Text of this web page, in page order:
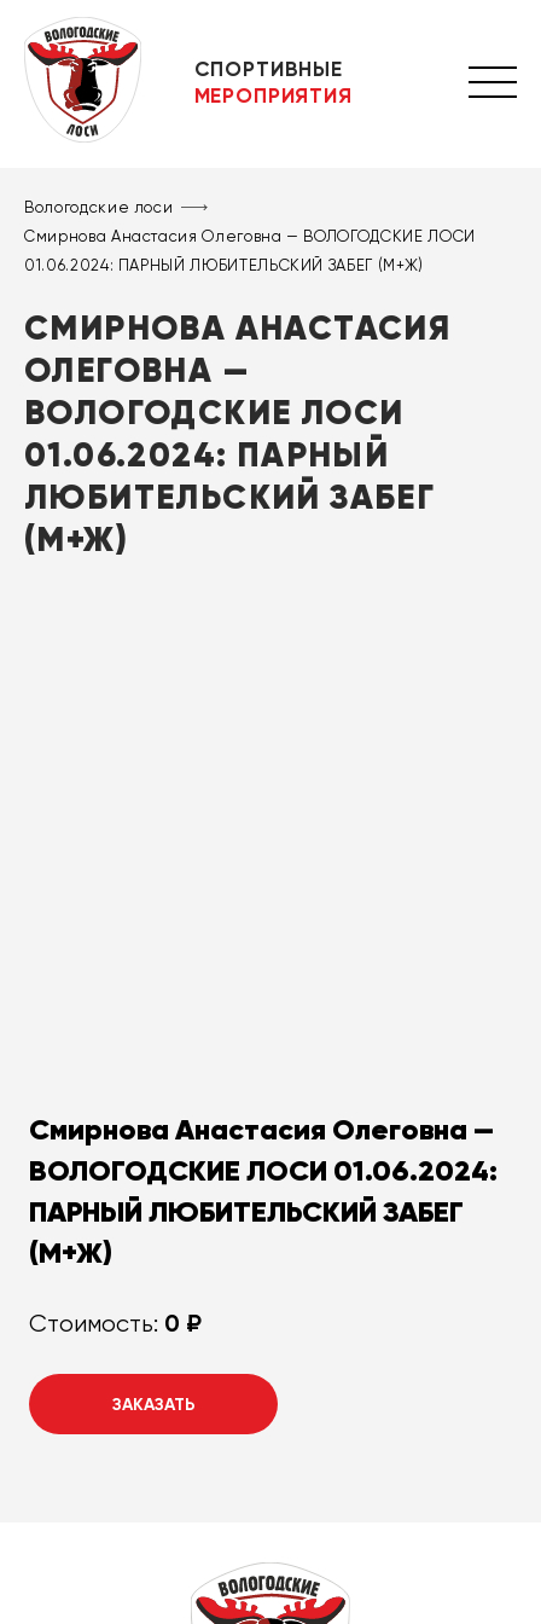
СПОРТИВНЫЕ
МЕРОПРИЯТИЯ
Вологодские лоси
Смирнова Анастасия Олеговна — ВОЛОГОДСКИЕ ЛОСИ
01.06.2024: ПАРНЫЙ ЛЮБИТЕЛЬСКИЙ ЗАБЕГ (М+Ж)
СМИРНОВА АНАСТАСИЯ
ОЛЕГОВНА —
ВОЛОГОДСКИЕ ЛОСИ
01.06.2024: ПАРНЫЙ
ЛЮБИТЕЛЬСКИЙ ЗАБЕГ
(М+Ж)
Смирнова Анастасия Олеговна —
ВОЛОГОДСКИЕ ЛОСИ 01.06.2024:
ПАРНЫЙ ЛЮБИТЕЛЬСКИЙ ЗАБЕГ
(М+Ж)
Стоимость: 0 ₽
ЗАКАЗАТЬ